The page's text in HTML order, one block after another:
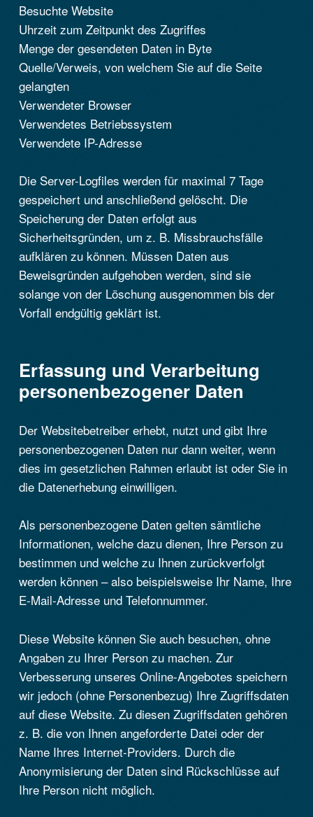
Besuchte Website
Uhrzeit zum Zeitpunkt des Zugriffes
Menge der gesendeten Daten in Byte
Quelle/Verweis, von welchem Sie auf die Seite
gelangten
Verwendeter Browser
Verwendetes Betriebssystem
Verwendete IP-Adresse
Die Server-Logfiles werden für maximal 7 Tage
gespeichert und anschließend gelöscht. Die
Speicherung der Daten erfolgt aus
Sicherheitsgründen, um z. B. Missbrauchsfälle
aufklären zu können. Müssen Daten aus
Beweisgründen aufgehoben werden, sind sie
solange von der Löschung ausgenommen bis der
Vorfall endgültig geklärt ist.
Erfassung und Verarbeitung
personenbezogener Daten
Der Websitebetreiber erhebt, nutzt und gibt Ihre
personenbezogenen Daten nur dann weiter, wenn
dies im gesetzlichen Rahmen erlaubt ist oder Sie in
die Datenerhebung einwilligen.
Als personenbezogene Daten gelten sämtliche
Informationen, welche dazu dienen, Ihre Person zu
bestimmen und welche zu Ihnen zurückverfolgt
werden können – also beispielsweise Ihr Name, Ihre
E-Mail-Adresse und Telefonnummer.
Diese Website können Sie auch besuchen, ohne
Angaben zu Ihrer Person zu machen. Zur
Verbesserung unseres Online-Angebotes speichern
wir jedoch (ohne Personenbezug) Ihre Zugriffsdaten
auf diese Website. Zu diesen Zugriffsdaten gehören
z. B. die von Ihnen angeforderte Datei oder der
Name Ihres Internet-Providers. Durch die
Anonymisierung der Daten sind Rückschlüsse auf
Ihre Person nicht möglich.